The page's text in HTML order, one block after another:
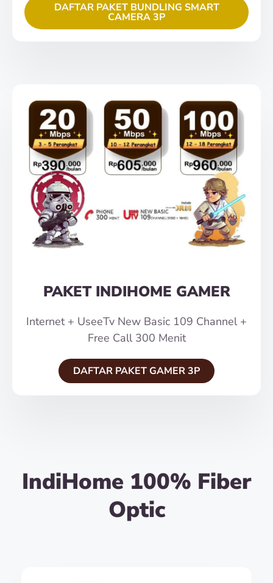
DAFTAR PAKET BUNDLING SMART
CAMERA 3P
PAKET INDIHOME GAMER
Internet + UseeTv New Basic 109 Channel +
Free Call 300 Menit
DAFTAR PAKET GAMER 3P
IndiHome 100% Fiber
Optic